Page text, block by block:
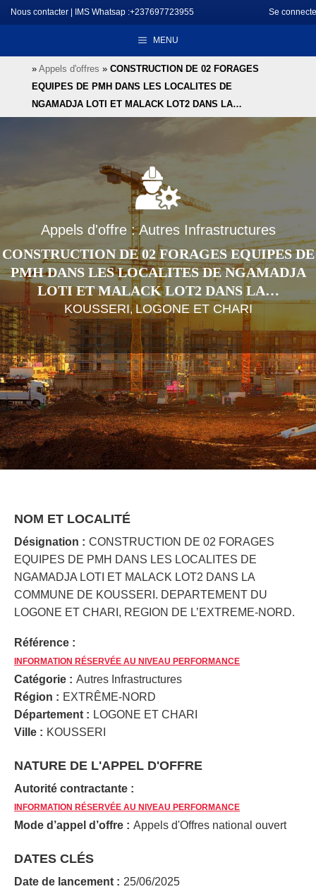
Aller
au
Nous contacter IMS Whatsap :+237697723955 Se
MENU
» Appels d'offres » CONSTRUCTION DE 02 FORAGES
EQUIPES DE PMH DANS LES LOCALITES DE
NGAMADJA LOTI ET MALACK LOT2 DANS LA…
Appels d'offre : Autres Infrastructures
CONSTRUCTION DE 02 FORAGES EQUIPES DE
PMH DANS LES LOCALITES DE NGAMADJA
LOTI ET MALACK LOT2 DANS LA…
KOUSSERI,LOGONE ET CHARI
NOM ET LOCALITÉ
Désignation : CONSTRUCTION DE 02 FORAGES
EQUIPES DE PMH DANS LES LOCALITES DE
NGAMADJA LOTI ET MALACK LOT2 DANS LA
COMMUNE DE KOUSSERI. DEPARTEMENT DU
LOGONE ET CHARI, REGION DE L’EXTREME-NORD.
Référence :
INFORMATION RÉSERVÉE AU NIVEAU PERFORMANCE
Catégorie : Autres Infrastructures
Région : EXTRÊME-NORD
Département : LOGONE ET CHARI
Ville : KOUSSERI
NATURE DE L'APPEL D'OFFRE
Autorité contractante :
INFORMATION RÉSERVÉE AU NIVEAU PERFORMANCE
Mode d’appel d’offre : Appels d'Offres national ouvert
DATES CLÉS
Date de lancement : 25/06/2025